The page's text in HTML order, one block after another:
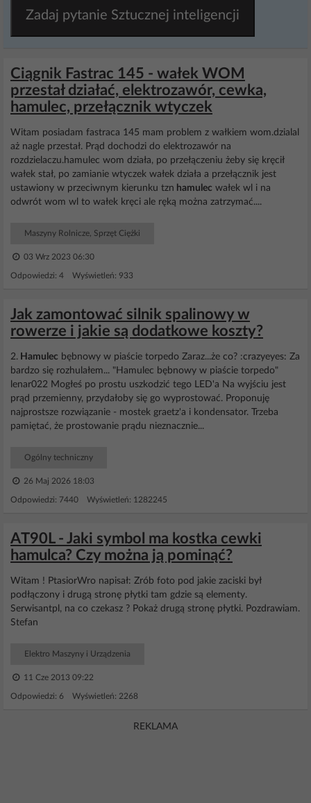
Zadaj pytanie Sztucznej inteligencji
Ciągnik Fastrac 145 - wałek WOM
przestał działać, elektrozawór, cewka,
hamulec, przełącznik wtyczek
Witam posiadam fastraca 145 mam problem z wałkiem wom.dzialal
aż nagle przestał. Prąd dochodzi do elektrozawór na
rozdzielaczu.hamulec wom działa, po przełączeniu żeby się kręcił
wałek stał, po zamianie wtyczek wałek działa a przełącznik jest
ustawiony w przeciwnym kierunku tzn hamulec wałek wl i na
odwrót wom wl to wałek kręci ale ręką można zatrzymać....
Maszyny Rolnicze, Sprzęt Ciężki
03 Wrz 2023 06:30
Odpowiedzi: 4 Wyświetleń: 933
Jak zamontować silnik spalinowy w
rowerze i jakie są dodatkowe koszty?
2. Hamulec bębnowy w piaście torpedo Zaraz...że co? :crazyeyes: Za
bardzo się rozhulałem... "Hamulec bębnowy w piaście torpedo"
lenar022 Mogłeś po prostu uszkodzić tego LED'a Na wyjściu jest
prąd przemienny, przydałoby się go wyprostować. Proponuję
najprostsze rozwiązanie - mostek graetz'a i kondensator. Trzeba
pamiętać, że prostowanie prądu nieznacznie...
Ogólny techniczny
26 Maj 2026 18:03
Odpowiedzi: 7440 Wyświetleń: 1282245
AT90L - Jaki symbol ma kostka cewki
hamulca? Czy można ją pominąć?
Witam ! PtasiorWro napisał: Zrób foto pod jakie zaciski był
podłączony i drugą stronę płytki tam gdzie są elementy.
Serwisantpl, na co czekasz ? Pokaż drugą stronę płytki. Pozdrawiam.
Stefan
Elektro Maszyny i Urządzenia
11 Cze 2013 09:22
Odpowiedzi: 6 Wyświetleń: 2268
REKLAMA